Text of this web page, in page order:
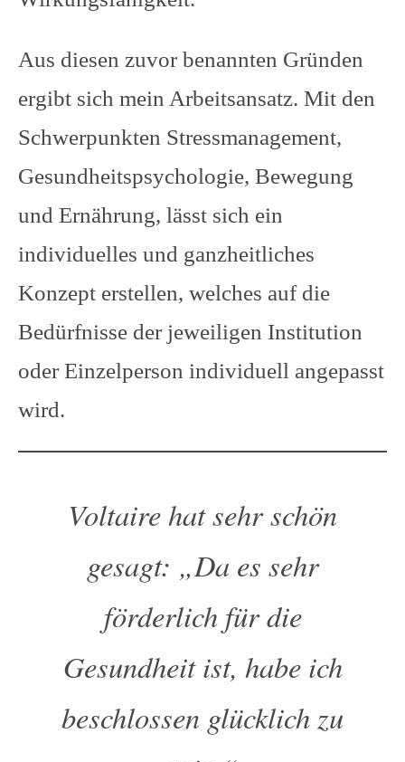
Aus diesen zuvor benannten Gründen
ergibt sich mein Arbeitsansatz. Mit den
Schwerpunkten Stressmanagement,
Gesundheitspsychologie, Bewegung
und Ernährung, lässt sich ein
individuelles und ganzheitliches
Konzept erstellen, welches auf die
Bedürfnisse der jeweiligen Institution
oder Einzelperson individuell angepasst
wird.
Voltaire hat sehr schön
gesagt: „Da es sehr
förderlich für die
Gesundheit ist, habe ich
beschlossen glücklich zu